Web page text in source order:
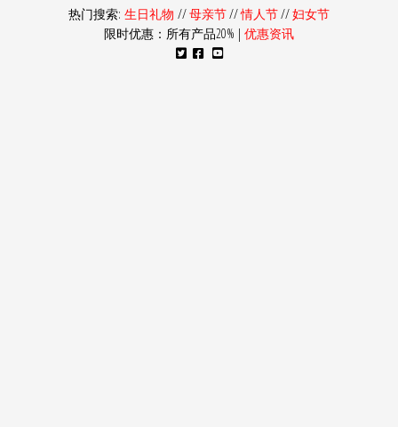
热门搜索: 生日礼物 //母亲节//情人节//妇女节
限时优惠：所有产品20% | 优惠资讯